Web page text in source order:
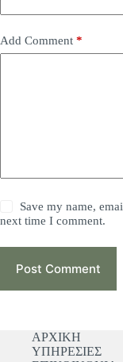
Add Comment *
Save my name,
next time I comment.
Post Comment
ΑΡΧΙΚΗ
ΥΠΗΡΕΣΙΕΣ